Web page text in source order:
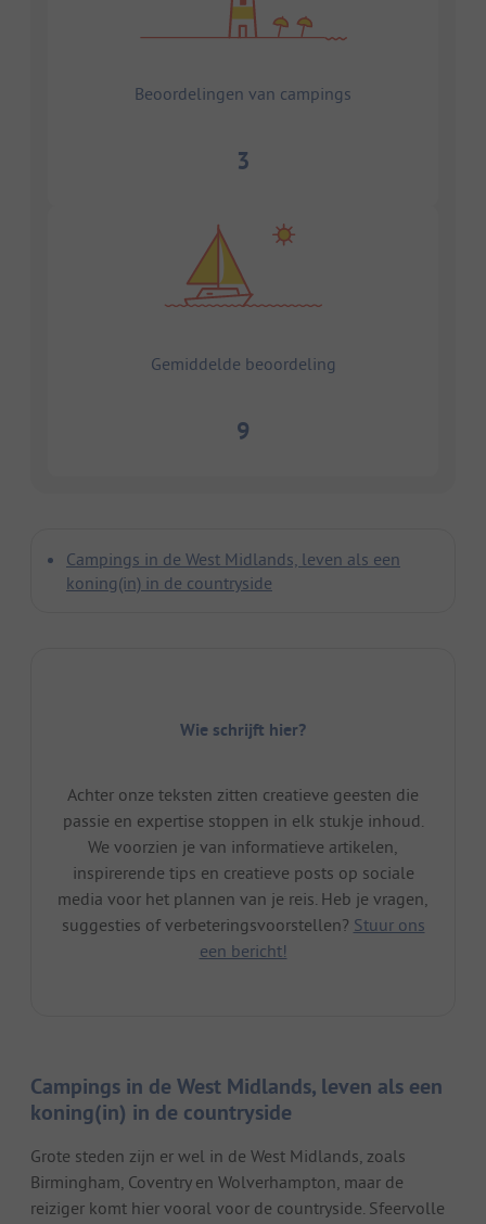
Beoordelingen van campings
3
Gemiddelde beoordeling
9
Campings in de West Midlands, leven als een
koning(in) in de countryside
Wie schrijft hier?
Achter onze teksten zitten creatieve geesten die
passie en expertise stoppen in elk stukje inhoud.
We voorzien je van informatieve artikelen,
inspirerende tips en creatieve posts op sociale
media voor het plannen van je reis. Heb je vragen,
suggesties of verbeteringsvoorstellen? Stuur ons
een bericht!
Campings in de West Midlands, leven als een
koning(in) in de countryside
Grote steden zijn er wel in de West Midlands, zoals
Birmingham, Coventry en Wolverhampton, maar de
reiziger komt hier vooral voor de countryside. Sfeervolle